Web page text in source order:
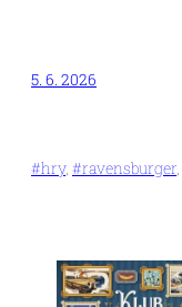
5. 6. 2026
#hry, #ravensburger,